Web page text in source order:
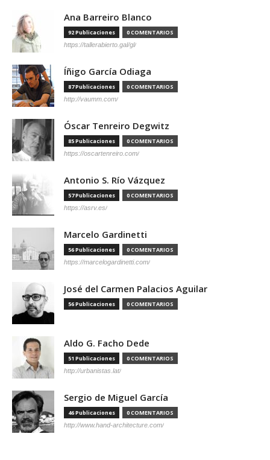
Ana Barreiro Blanco
92 Publicaciones 0 COMENTARIOS
https://tallerabierto.gal/gl/
Íñigo García Odiaga
87 Publicaciones 0 COMENTARIOS
http://vaumm.com/
Óscar Tenreiro Degwitz
85 Publicaciones 0 COMENTARIOS
https://oscartenreiro.com/
Antonio S. Río Vázquez
57 Publicaciones 0 COMENTARIOS
https://asrv.es/
Marcelo Gardinetti
56 Publicaciones 0 COMENTARIOS
https://marcelogardinetti.com/
José del Carmen Palacios Aguilar
56 Publicaciones 0 COMENTARIOS
Aldo G. Facho Dede
51 Publicaciones 0 COMENTARIOS
http://urbanistas.lat/
Sergio de Miguel García
46 Publicaciones 0 COMENTARIOS
http://www.hand-architecture.com/